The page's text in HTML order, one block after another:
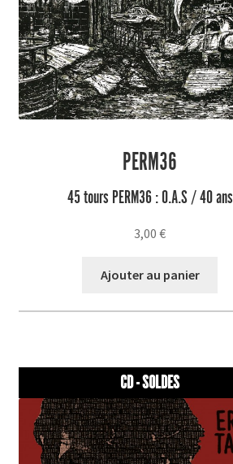
PERM36
45 tours PERM36 : O.A.S / 40 ans
3,00€
Ajouter au panier
CD - SOLDES